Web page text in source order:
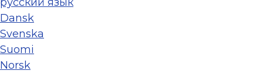
ру́сский язы́к
Dansk
Svenska
Suomi
Norsk